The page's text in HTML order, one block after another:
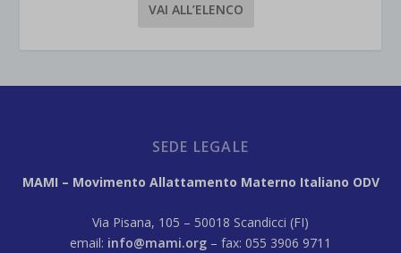
VAI ALL’ELENCO
SEDE LEGALE
MAMI – Movimento Allattamento Materno Italiano ODV
Via Pisana, 105 – 50018 Scandicci (FI)
email: info@mami.org – fax: 055 3906 9711